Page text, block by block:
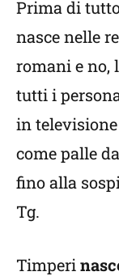
Prima di
nasce nelle
romani e no,
tutti i
in
come palle
fino alla
Tg.
Timperi